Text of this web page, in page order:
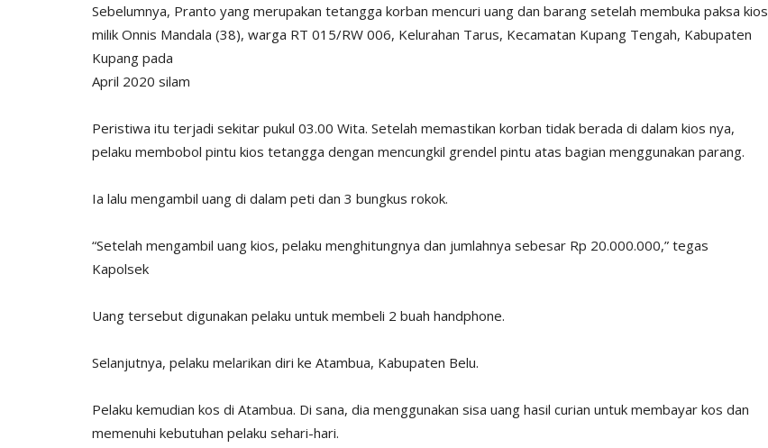
Sebelumnya, Pranto yang merupakan tetangga korban mencuri uang dan barang setelah membuka paksa kios
milik Onnis Mandala (38), warga RT 015/RW 006, Kelurahan Tarus, Kecamatan Kupang Tengah, Kabupaten
Kupang pada
April 2020 silam
Peristiwa itu terjadi sekitar pukul 03.00 Wita. Setelah memastikan korban tidak berada di dalam kios nya,
pelaku membobol pintu kios tetangga dengan mencungkil grendel pintu atas bagian menggunakan parang.
Ia lalu mengambil uang di dalam peti dan 3 bungkus rokok.
“Setelah mengambil uang kios, pelaku menghitungnya dan jumlahnya sebesar Rp 20.000.000,” tegas
Kapolsek
Uang tersebut digunakan pelaku untuk membeli 2 buah handphone.
Selanjutnya, pelaku melarikan diri ke Atambua, Kabupaten Belu.
Pelaku kemudian kos di Atambua. Di sana, dia menggunakan sisa uang hasil curian untuk membayar kos dan
memenuhi kebutuhan pelaku sehari-hari.